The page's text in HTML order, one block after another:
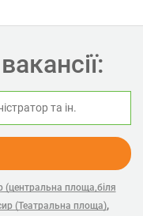
(центральна площа,біля
(Театральна площа),